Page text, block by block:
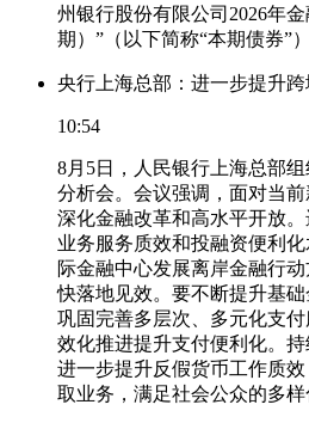
州银行股份有限公司2026年
期）”（以下简称“本期债券”）
央行上海总部：进一步提升
10:54
8月5日，人民银行上海总部
分析会。会议强调，面对当
深化金融改革和高水平开放
业务服务质效和投融资便利
际金融中心发展离岸金融行
快落地见效。要不断提升基
巩固完善多层次、多元化支
效化推进提升支付便利化。持
进一步提升反假货币工作质
取业务，满足社会公众的多样